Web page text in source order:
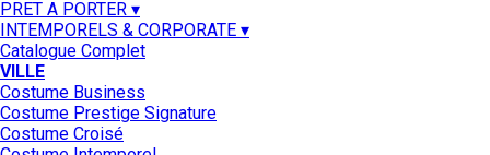
PRET A PORTER ▾
INTEMPORELS & CORPORATE ▾
Catalogue Complet
VILLE
Costume Business
Costume Prestige Signature
Costume Croisé